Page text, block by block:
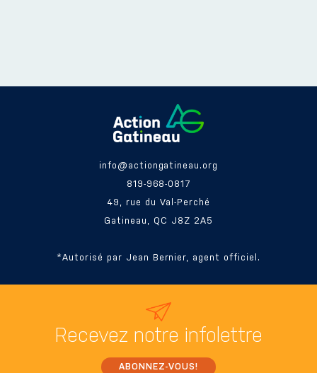
info@actiongatineau.org
819-968-0817
49, rue du Val-Perché
Gatineau, QC J8Z 2A5
*Autorisé par Jean Bernier, agent officiel.
Recevez notre infolettre
ABONNEZ-VOUS!